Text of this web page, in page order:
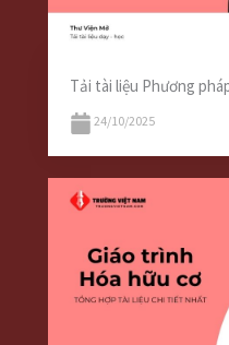
Tải tài liệu Phương
24/10/2025